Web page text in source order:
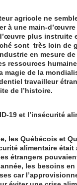
agricole ne
à une main-
plus instruite
sont très loin de
en mesure
ressources
magie de la
travailleur
de l’histoire.
19 et l’insécurité
les Québécois et
alimentaire était
étrangers
les besoins
car